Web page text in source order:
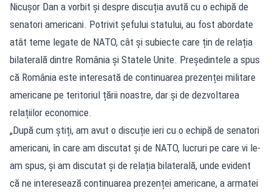
Nicușor Dan a vorbit și despre discuția avută cu o echipă de
senatori americani. Potrivit șefului statului, au fost abordate
atât teme legate de NATO, cât și subiecte care țin de relația
bilaterală dintre România și Statele Unite. Președintele a spus
că România este interesată de continuarea prezenței militare
americane pe teritoriul țării noastre, dar și de dezvoltarea
relațiilor economice.
„După cum știți, am avut o discuție ieri cu o echipă de senatori
americani, în care am discutat și de NATO, lucruri pe care vi le-
am spus, și am discutat și de relația bilaterală, unde evident
că ne interesează continuarea prezenței americane, a armatei